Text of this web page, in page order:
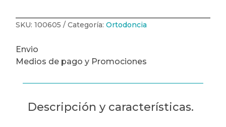
SKU:100605 Categoría:Ortodoncia
Envio
Medios de pago y Promociones
Descripción y características.